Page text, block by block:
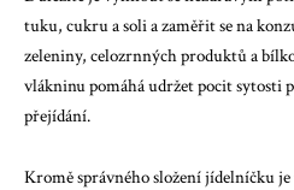
tuku, cukru a soli a zaměřit se na
zeleniny, celozrnných produktů a
vlákninu pomáhá udržet pocit sytosti
přejídání.
Kromě správného složení jídelníčku